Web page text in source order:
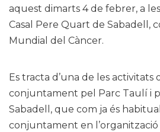
aquest dimarts 4 de febrer, a
Casal Pere Quart de Sabadell,
Mundial del Càncer.
Es tracta d’una de les activitats
conjuntament pel Parc Taulí i
Sabadell, que com ja és
conjuntament en